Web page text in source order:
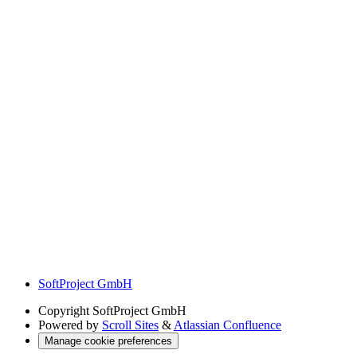
SoftProject GmbH
Copyright SoftProject GmbH
Powered by Scroll Sites & Atlassian Confluence
Manage cookie preferences